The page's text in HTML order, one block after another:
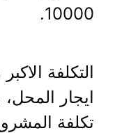
10000.
التكلفة
ايجار
تكلفة